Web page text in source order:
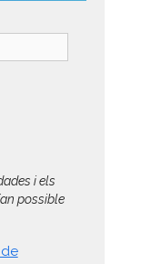
i els
possible